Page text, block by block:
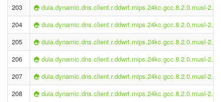
203
duia.dynamic.dns.client.r.ddwrt.mips.24kc.gcc.8.2.0.musl-
204
duia.dynamic.dns.client.r.ddwrt.mips.24kc.gcc.8.2.0.musl-
205
duia.dynamic.dns.client.r.ddwrt.mips.24kc.gcc.8.2.0.musl-
206
duia.dynamic.dns.client.r.ddwrt.mips.24kc.gcc.8.2.0.musl-
207
duia.dynamic.dns.client.r.ddwrt.mips.24kc.gcc.8.2.0.musl-
208
duia.dynamic.dns.client.r.ddwrt.mips.24kc.gcc.8.2.0.musl-